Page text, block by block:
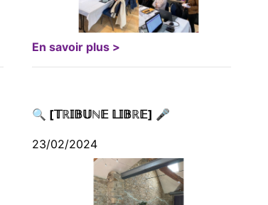
En savoir plus >
🔍 [𝕋ℝ𝕀𝔹𝕌ℕ𝔼 𝕃𝕀𝔹ℝ𝔼] 🎤
23/02/2024